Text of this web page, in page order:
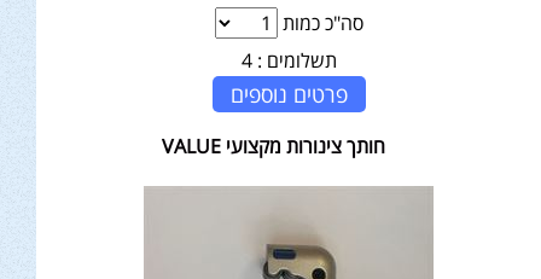
סה"כ כמות
תשלומים : 4
פרטים נוספים
חותך צינורות מקצועי VALUE